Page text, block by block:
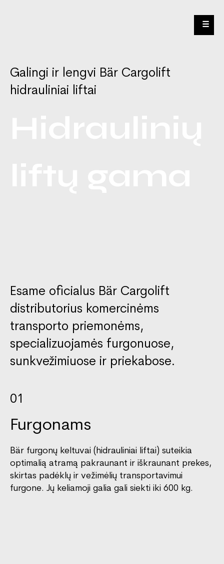
☰
Galingi ir lengvi Bär Cargolift
hidrauliniai liftai
Esame oficialus Bär Cargolift
distributorius komercinėms
transporto priemonėms,
specializuojamės furgonuose,
sunkvežimiuose ir priekabose.
01
Furgonams
Bär furgonų keltuvai (hidrauliniai liftai) suteikia
optimalią atramą pakraunant ir iškraunant prekes,
skirtas padėklų ir vežimėlių transportavimui
furgone. Jų keliamoji galia gali siekti iki 600 kg.